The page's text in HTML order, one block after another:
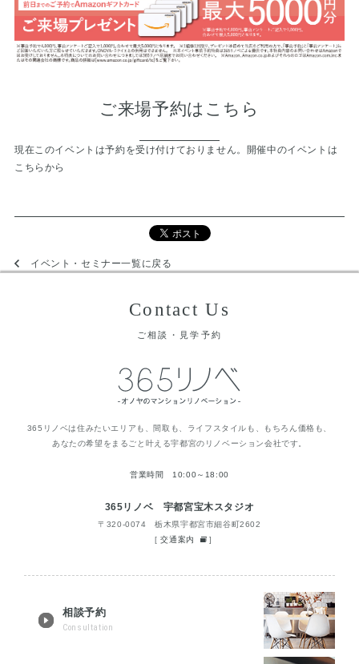
ご来場予約はこちら
現在このイベントは予約を受け付けておりません。 開催中のイベントは
こちらから
イベント・セミナー一覧に戻る
Contact Us
ご相談・見学予約
365リノベは住みたいエリアも、間取も、ライフスタイルも、もちろん価格も、
あなたの希望をまるごと叶える宇都宮のリノベーション会社です。
営業時間 10:00～18:00
365リノベ 宇都宮宝木スタジオ
〒320-0074 栃木県宇都宮市細谷町2602
[交通案内 ]
相談予約
Consultation